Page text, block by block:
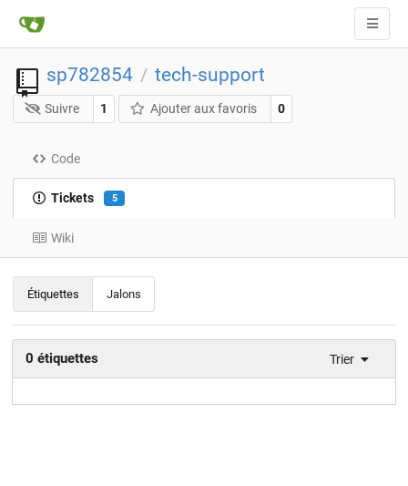
sp782854 / tech-support
Suivre 1 Ajouter aux favoris 0
Code
Tickets 5
Wiki
Étiquettes Jalons
0 étiquettes Trier